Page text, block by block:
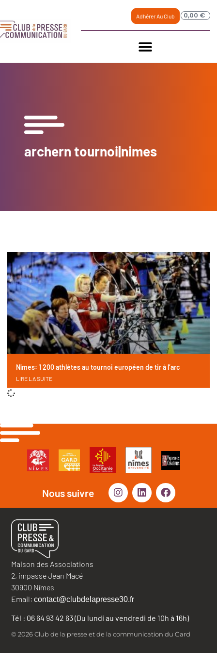
Adhérer Au Club 0,00 €
archern tournoi|nimes
Nîmes: 1 200 athlètes au tournoi européen de tir à l’arc
LIRE LA SUITE
Nous suivre
Maison des Associations
2, impasse Jean Macé
30900 Nîmes
Email: contact@clubdelapresse30.fr
Tél : 06 64 93 42 63 (Du lundi au vendredi de 10h à 16h)
© 2026 Club de la presse et de la communication du Gard